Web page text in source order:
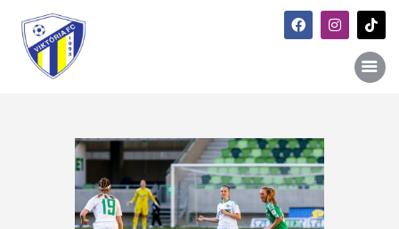
Főoldal
Hírek
Galéria